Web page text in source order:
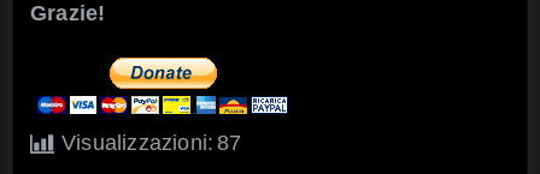
Grazie!
Visualizzazioni: 87